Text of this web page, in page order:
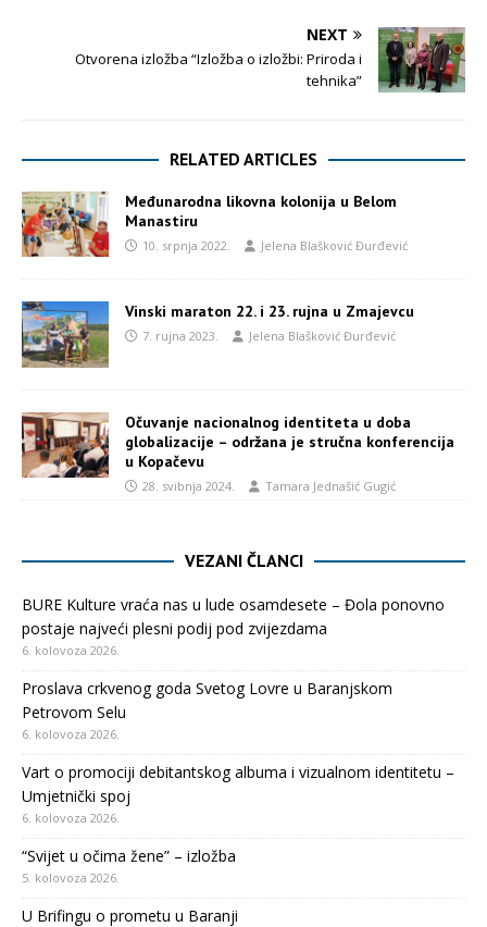
NEXT
Otvorena izložba “Izložba o izložbi: Priroda i
tehnika”
RELATED ARTICLES
Međunarodna likovna kolonija u Belom
Manastiru
10. srpnja 2022. Jelena Blašković Đurđević
Vinski maraton 22. i 23. rujna u Zmajevcu
7. rujna 2023. Jelena Blašković Đurđević
Očuvanje nacionalnog identiteta u doba
globalizacije – održana je stručna konferencija
u Kopačevu
28. svibnja 2024. Tamara Jednašić Gugić
VEZANI ČLANCI
BURE Kulture vraća nas u lude osamdesete – Đola ponovno
postaje najveći plesni podij pod zvijezdama
6. kolovoza 2026.
Proslava crkvenog goda Svetog Lovre u Baranjskom
Petrovom Selu
6. kolovoza 2026.
Vart o promociji debitantskog albuma i vizualnom identitetu –
Umjetnički spoj
6. kolovoza 2026.
“Svijet u očima žene” – izložba
5. kolovoza 2026.
U Brifingu o prometu u Baranji